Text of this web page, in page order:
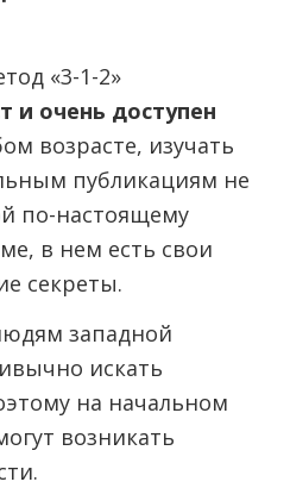
«3-1-2»
и очень доступен
возрасте, изучать
публикациям не
по-настоящему
в нем есть свои
секреты.
западной
искать
на начальном
возникать